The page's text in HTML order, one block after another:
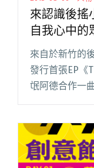
來認識後搖
自我心中的
來自於新竹的
發行首張EP《
氓阿德合作一
睽違 10 年的
"來認識後搖小
的眾聲喧囂"